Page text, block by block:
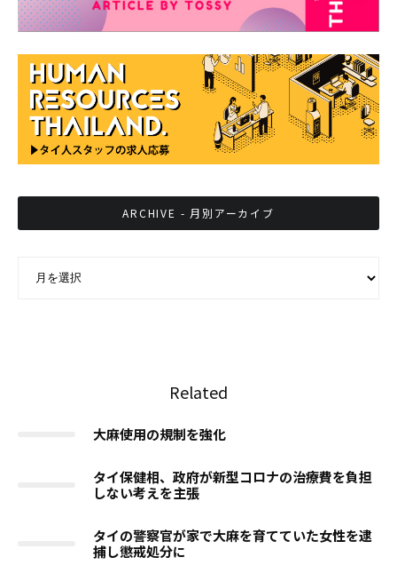
ARCHIVE - 月別アーカイブ
Related
大麻使用の規制を強化
タイ保健相、政府が新型コロナの治療費を負担
しない考えを主張
タイの警察官が家で大麻を育てていた女性を逮
捕し懲戒処分に